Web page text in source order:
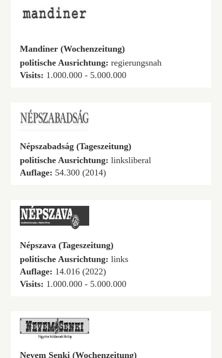
Mandiner (Wochenzeitung)
politische Ausrichtung: regierungsnah
Visits: 1.000.000 - 5.000.000
Népszabadság (Tageszeitung)
politische Ausrichtung: linksliberal
Auflage: 54.300 (2014)
Népszava (Tageszeitung)
politische Ausrichtung: links
Auflage: 14.016 (2022)
Visits: 1.000.000 - 5.000.000
Nevem Senki (Wochenzeitung)